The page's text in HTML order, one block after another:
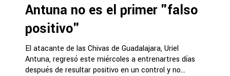
Antuna no es el primer "falso
positivo"
El atacante de las Chivas de Guadalajara, Uriel
Antuna, regresó este miércoles a entrenartres días
después de resultar positivo en un control y no...